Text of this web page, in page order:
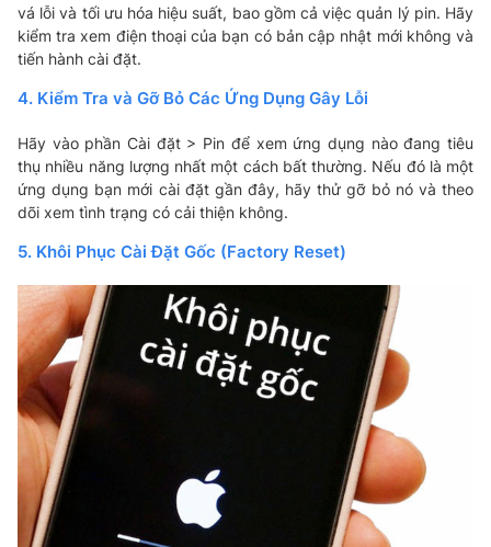
vá lỗi và tối ưu hóa hiệu suất, bao gồm cả việc quản lý pin. Hãy
kiểm tra xem điện thoại của bạn có bản cập nhật mới không và
tiến hành cài đặt.
4. Kiểm Tra và Gỡ Bỏ Các Ứng Dụng Gây Lỗi
Hãy vào phần Cài đặt > Pin để xem ứng dụng nào đang tiêu
thụ nhiều năng lượng nhất một cách bất thường. Nếu đó là một
ứng dụng bạn mới cài đặt gần đây, hãy thử gỡ bỏ nó và theo
dõi xem tình trạng có cải thiện không.
5. Khôi Phục Cài Đặt Gốc (Factory Reset)